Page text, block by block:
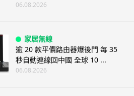
06.08.2026
家居無線
逾 20 款平價路由器爆後門 每 35
秒自動連線回中國 全球 10 ...
06.08.2026